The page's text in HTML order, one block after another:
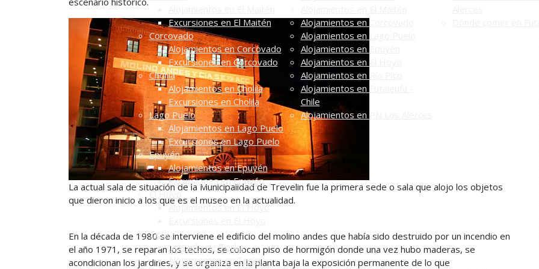
Excursiones en El Maitén
Corcovado
Alojamientos en Corcovado
Excursiones en Corcovado
Cholila
Alojamientos en Cholila
Excursiones en Cholila
Lago Puelo
Alojamientos en Lago Puelo
Excursiones en Lago Puelo
Epuyén
Alojamientos en Epuyén
Excursiones en Epuyén
El Hoyo
Alojamientos en El Hoyo
Tecka
Más info de Tecka
Alojamientos en Tecka
Alojamientos en Corcovado
Alojamientos en Lago Puelo
Alojamientos en Epuyén
Alojamientos en El Hoyo
Alojamientos en Río Pico
Alojamientos en Futaleufú -
Chile
Alojamientos en PN Los Alerces
Dónde comer en
La actual sala de situación de la Municipalidad de Trevelin fue la primera sede o sala que alojo los objetos
que dieron inicio a los que es el museo en la actualidad.
En la década de 1980 se interviene el edificio del molino andes que había sido destruido por un incendio en
el año 1971, se reparan los techos, se colocan piso de hormigón donde una vez hubo maderas, se
acondicionan los jardines, y se organiza en la planta baja la exposición permanente de lo que